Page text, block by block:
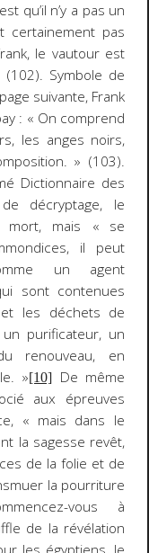
qu’il n’y a pas un
certainement pas
le vautour est
(102). Symbole de
suivante, Frank
: « On comprend
les anges noirs,
» (103).
Dictionnaire des
décryptage, le
mais « se
il peut
un agent
sont contenues
les déchets de
purificateur, un
renouveau, en
»[10]De même
aux épreuves
« mais dans le
la sagesse revêt,
de la folie et de
la pourriture
vous à
de la révélation